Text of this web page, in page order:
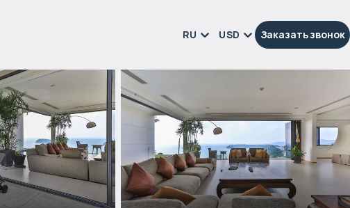
RU USD Заказать звонок